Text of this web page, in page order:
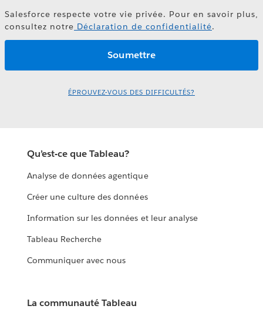
Salesforce respecte votre vie privée. Pour en savoir plus,
consultez notre Déclaration de confidentialité.
ÉPROUVEZ-VOUS DES DIFFICULTÉS?
Qu’est-ce que Tableau?
Analyse de données agentique
Créer une culture des données
Information sur les données et leur analyse
Tableau Recherche
Communiquer avec nous
La communauté Tableau